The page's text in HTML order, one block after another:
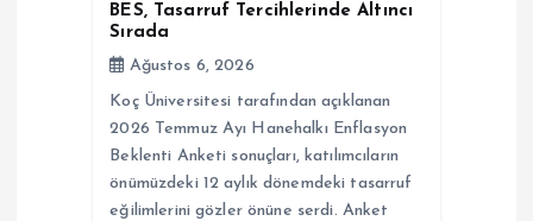
BES, Tasarruf Tercihlerinde Altıncı
Sırada
Ağustos 6, 2026
Koç Üniversitesi tarafından açıklanan
2026 Temmuz Ayı Hanehalkı Enflasyon
Beklenti Anketi sonuçları, katılımcıların
önümüzdeki 12 aylık dönemdeki tasarruf
eğilimlerini gözler önüne serdi. Anket